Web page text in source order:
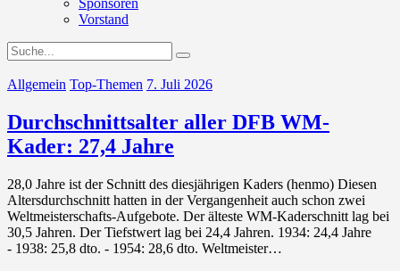
Vorstand
Allgemein Top-Themen 7. Juli 2026
Durchschnittsalter aller DFB WM-
Kader: 27,4 Jahre
28,0 Jahre ist der Schnitt des diesjährigen Kaders (henmo) Diesen
Altersdurchschnitt hatten in der Vergangenheit auch schon zwei
Weltmeisterschafts-Aufgebote. Der älteste WM-Kaderschnitt lag bei
30,5 Jahren. Der Tiefstwert lag bei 24,4 Jahren. 1934: 24,4 Jahre
- 1938: 25,8 dto. - 1954: 28,6 dto. Weltmeister…